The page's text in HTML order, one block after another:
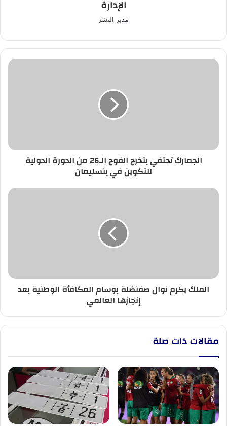
الإدارة
مدير النشر
الجمارك
للتكوين
الجمارك تحتفي بتخرج الفوج الـ26 من الدورة الدولية
للتكوين في بنسليمان
الملك
إنجازها
العالمي
الملك يكرم نوال صفنضلة بوسام المكافأة الوطنية بعد
إنجازها العالمي
مقالات ذات صلة